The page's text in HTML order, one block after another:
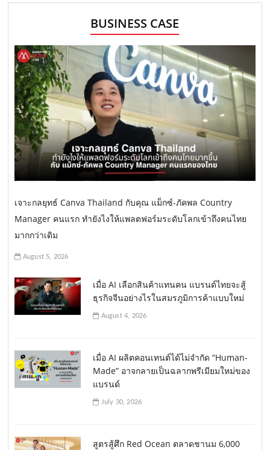
BUSINESS CASE
เจาะกลยุทธ์ Canva Thailand กับคุณ แม็กซ์-ภัคพล Country
Manager คนแรก ทำยังไงให้แพลตฟอร์มระดับโลกเข้าถึงคนไทย
มากกว่าเดิม
August 5, 2026
เมื่อ AI เลือกสินค้าแทนคน แบรนด์ไทยจะสู้
ธุรกิจจีนอย่างไรในสมรภูมิการค้าแบบใหม่
August 4, 2026
เมื่อ AI ผลิตคอนเทนต์ได้ไม่จำกัด “Human-
Made” อาจกลายเป็นฉลากพรีเมียมใหม่ของ
แบรนด์
July 30, 2026
สูตรสู้ศึก Red Ocean ตลาดชานม 6,000